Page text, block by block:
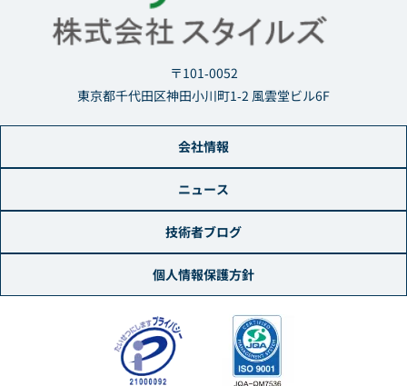
〒101-0052
東京都千代田区神田小川町1-2 風雲堂ビル6F
会社情報
ニュース
技術者ブログ
個人情報保護方針